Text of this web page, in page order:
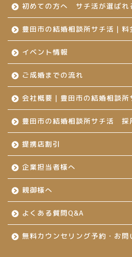
初めての方へ サチ活が選ばれ
豊田市の結婚相談所サチ活｜料
イベント情報
ご成婚までの流れ
会社概要｜豊田市の結婚相談所
豊田市の結婚相談所サチ活 採
提携店割引
企業担当者様へ
親御様へ
よくある質問Q&A
無料カウンセリング予約・お問